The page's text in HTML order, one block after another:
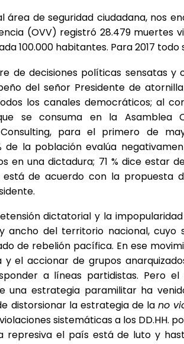
área de seguridad ciudadana, nos
(OVV) registró 28.479 muertes
100.000 habitantes. Para 2017
de decisiones políticas sensatas
del señor Presidente de
los canales democráticos; al
se consuma en la Asamblea
para el primero de
de la población evalúa
en una dictadura; 71 % dice estar
está de acuerdo con la propuesta
dictatorial y la
ancho del territorio nacional, cuyo
de rebelión pacífica. En ese
el accionar de grupos
a líneas partidistas. Pero
una estrategia paramilitar ha
distorsionar la estrategia de lano
sistemáticas a los DD.HH.
represiva el país está de luto y